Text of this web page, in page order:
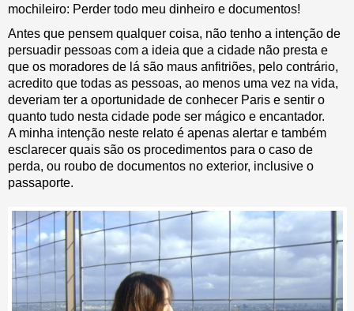
mochileiro: Perder todo meu dinheiro e documentos!
Antes que pensem qualquer coisa, não tenho a intenção de
persuadir pessoas com a ideia que a cidade não presta e
que os moradores de lá são maus anfitriões, pelo contrário,
acredito que todas as pessoas, ao menos uma vez na vida,
deveriam ter a oportunidade de conhecer Paris e sentir o
quanto tudo nesta cidade pode ser mágico e encantador.
A minha intenção neste relato é apenas alertar e também
esclarecer quais são os procedimentos para o caso de
perda, ou roubo de documentos no exterior, inclusive o
passaporte.